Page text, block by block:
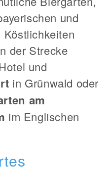
und
der Strecke
und
in Grünwald oder
am
im Englischen